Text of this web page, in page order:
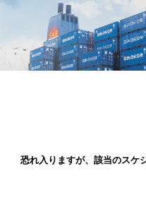
恐れ入りますが、該当のスケ